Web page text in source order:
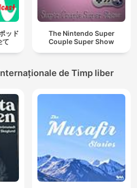
ッド
て
The Nintendo Super
Couple Super Show
de Timp liber